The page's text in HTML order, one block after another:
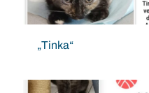
„Tinka“